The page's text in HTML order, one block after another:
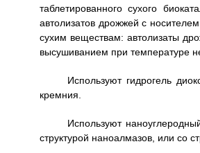
таблетированного сухого
автолизатов дрожжей с
сухим веществам: автолизаты
высушиванием при температуре
Используют гидрогель
кремния.
Используют
структурой наноалмазов, или со